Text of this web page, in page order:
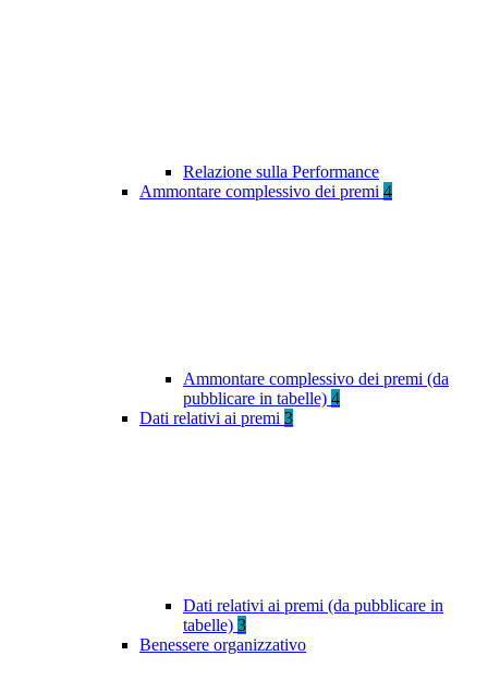
Relazione sulla Performance
Ammontare complessivo dei premi 4
Ammontare complessivo dei premi (da
pubblicare in tabelle) 4
Dati relativi ai premi 3
Dati relativi ai premi (da pubblicare in
tabelle) 3
Benessere organizzativo